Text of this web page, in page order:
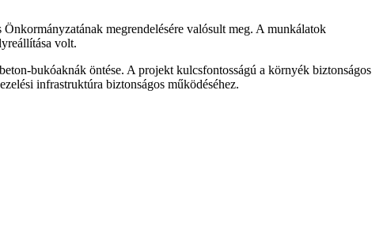
megrendelésére valósult meg. A munkálatok
volt.
bukóaknák öntése. A projekt kulcsfontosságú a környék biztonságos
infrastruktúra biztonságos működéséhez.